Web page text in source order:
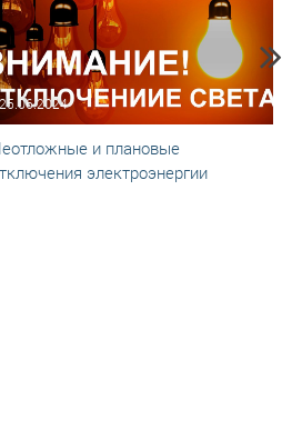
25.06.2024
и плановые
электроэнергии